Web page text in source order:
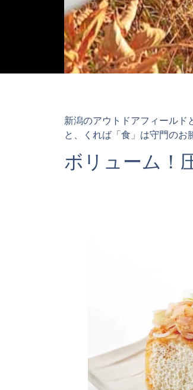
新潟のアウトドアフィールド
と、くれば「食」は守門の
ボリューム！